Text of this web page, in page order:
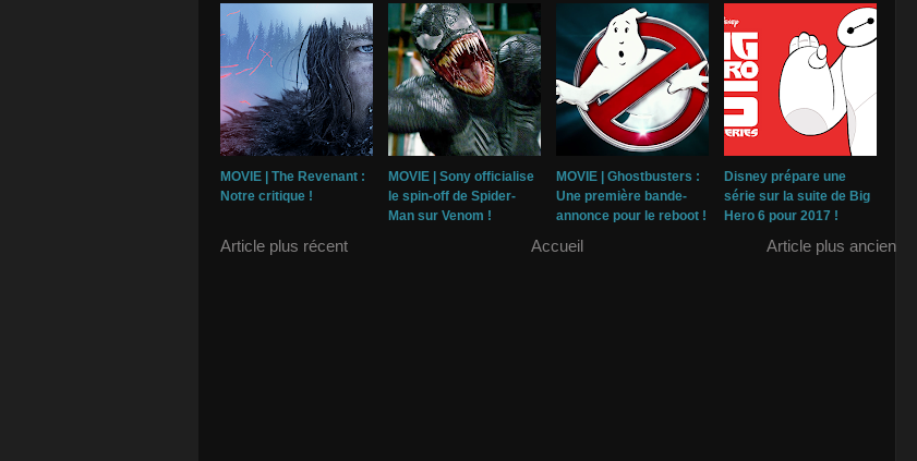
MOVIE | The Revenant :
Notre critique !
MOVIE | Sony officialise
le spin-off de Spider-
Man sur Venom !
MOVIE | Ghostbusters :
Une première bande-
annonce pour le reboot !
Disney prépare une
série sur la suite de Big
Hero 6 pour 2017 !
Article plus récent Accueil Article plus ancien